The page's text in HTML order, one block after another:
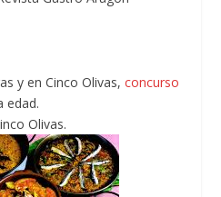
y en Cinco Olivas,concurso
edad.
Olivas.